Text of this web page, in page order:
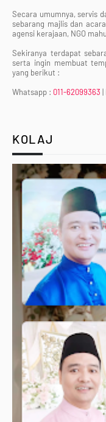
Secara umumnya, servis
sebarang majlis dan
agensi kerajaan, NGO
Sekiranya terdapat
serta ingin membuat
yang berikut :
Whatsapp : 011-62099363 |
KOLAJ